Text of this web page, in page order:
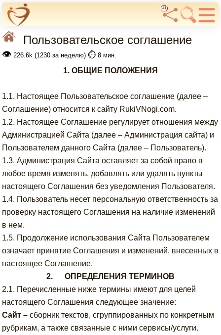
41
Пользовательское соглашение
👁 226.6k (1230 за неделю) ⏱️ 8 мин.
1. ОБЩИЕ ПОЛОЖЕНИЯ
1.1. Настоящее Пользовательское соглашение (далее –
Соглашение) относится к сайту RukiVNogi.com.
1.2. Настоящее Соглашение регулирует отношения между
Администрацией Сайта (далее – Администрация сайта) и
Пользователем данного Сайта (далее – Пользователь).
1.3. Администрация Сайта оставляет за собой право в
любое время изменять, добавлять или удалять пункты
настоящего Соглашения без уведомления Пользователя.
1.4. Пользователь несет персональную ответственность за
проверку настоящего Соглашения на наличие изменений
в нем.
1.5. Продолжение использования Сайта Пользователем
означает принятие Соглашения и изменений, внесенных в
настоящее Соглашение.
2. ОПРЕДЕЛЕНИЯ ТЕРМИНОВ
2.1. Перечисленные ниже термины имеют для целей
настоящего Соглашения следующее значение:
Сайт –сборник текстов, сгруппированных по конкретным
рубрикам, а также связанные с ними сервисы/услуги.